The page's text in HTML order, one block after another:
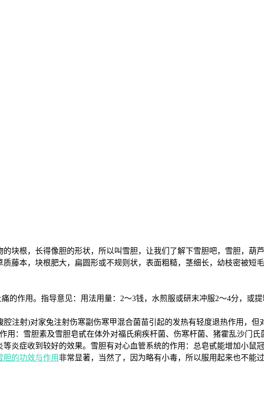
根，长得像胆的形状，所以叫雪胆，让我们了解下雪胆吧，雪胆，葫
藤本，块根肥大，扁圆形或不规则状，表面粗糙，茎细长，幼枝密被短
作用。指导意见：用法用量：2～3钱，水煎服或研末冲服2～4分，或提
射)对家兔注射伤寒副伤寒甲混合菌苗引起的发热有轻度退热作用，但
用：雪胆素及雪胆皂甙在体外对福氏痢疾杆菌、伤寒杆菌、猪霍乱沙门氏
症收到较好的效果。雪胆有对心血管系统的作用：总皂甙能增加小鼠冠
胆的功效与作用非常显著，当然了，因为略有小毒，所以服用起来也不能